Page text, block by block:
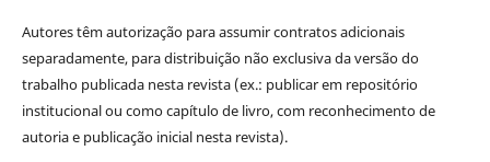
Autores têm autorização para assumir contratos adicionais
separadamente, para distribuição não exclusiva da versão do
trabalho publicada nesta revista (ex.: publicar em repositório
institucional ou como capítulo de livro, com reconhecimento de
autoria e publicação inicial nesta revista).